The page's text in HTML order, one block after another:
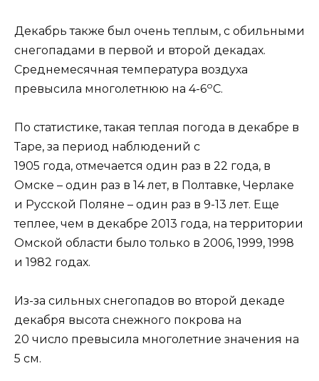
Декабрь также был очень теплым, с обильными
снегопадами в первой и второй декадах.
Среднемесячная температура воздуха
превысила многолетнюю на 4-6оС.
По статистике, такая теплая погода в декабре в
Таре, за период наблюдений с
1905 года, отмечается один раз в 22 года, в
Омске – один раз в 14 лет, в Полтавке, Черлаке
и Русской Поляне – один раз в 9-13 лет. Еще
теплее, чем в декабре 2013 года, на территории
Омской области было только в 2006, 1999, 1998
и 1982 годах.
Из-за сильных снегопадов во второй декаде
декабря высота снежного покрова на
20 число превысила многолетние значения на
5 см.